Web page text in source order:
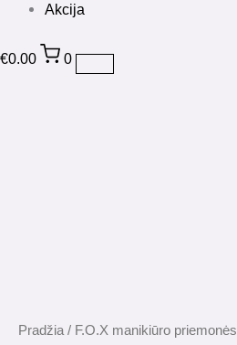
Akcija
€0.00 0
Pradžia/ F.O.X manikiūro priemonės